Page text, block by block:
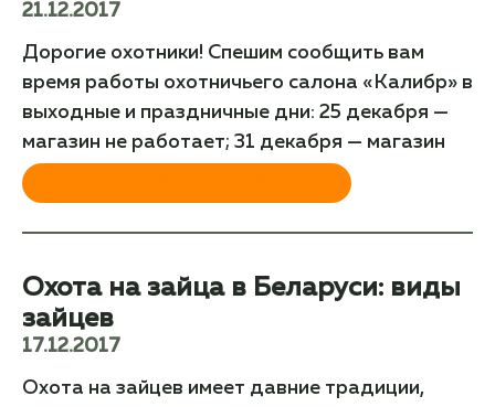
21.12.2017
Дорогие охотники! Спешим сообщить вам
время работы охотничьего салона «Калибр» в
выходные и праздничные дни: 25 декабря —
магазин не работает; 31 декабря — магазин
Охота на зайца в Беларуси: виды
зайцев
17.12.2017
Охота на зайцев имеет давние традиции,